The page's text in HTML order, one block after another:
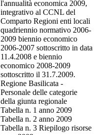
l'annualità economica 2009,
integrativo al CCNL del
Comparto Regioni enti locali
quadriennio normativo 2006-
2009 biennio economico
2006-2007 sottoscritto in data
11.4.2008 e biennio
economico 2008-2009
sottoscritto il 31.7.2009.
Regione Basilicata -
Personale delle categorie
della giunta regionale
Tabella n. 1 anno 2009
Tabella n. 2 anno 2009
Tabella n. 3 Riepilogo risorse